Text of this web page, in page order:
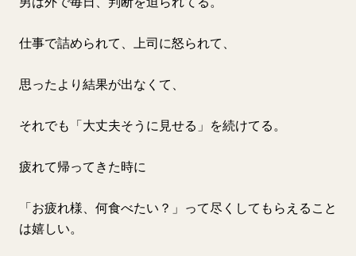
仕事で詰められて、上司に怒られて、
思ったより結果が出なくて、
それでも「大丈夫そうに見せる」を続けてる。
疲れて帰ってきた時に
「お疲れ様、何食べたい？」って尽くしてもらえること
は嬉しい。